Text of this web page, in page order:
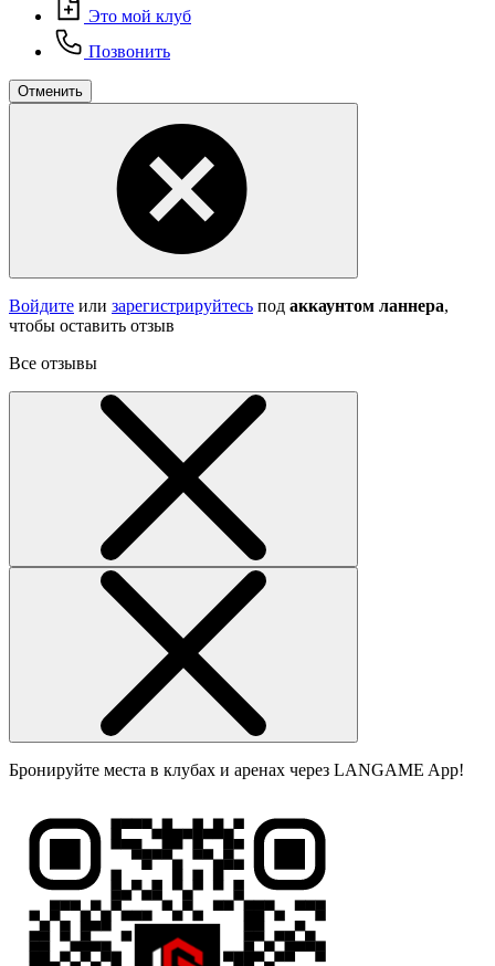
Это мой клуб
Позвонить
Отменить
Войдите или зарегистрируйтесь под аккаунтом ланнера,
чтобы оставить отзыв
Все отзывы
Бронируйте места в клубах и аренах через LANGAME App!